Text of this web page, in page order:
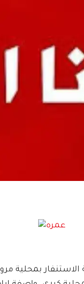
الاستنفار بمحلية